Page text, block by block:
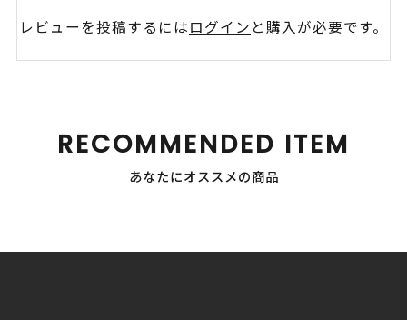
レビューを投稿するにはログイン と購入が必要です。
RECOMMENDED ITEM
あなたにオススメの商品